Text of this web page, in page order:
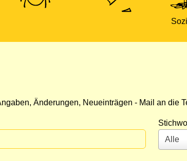
Änderungen, Neueinträgen - Mail an die
Alle